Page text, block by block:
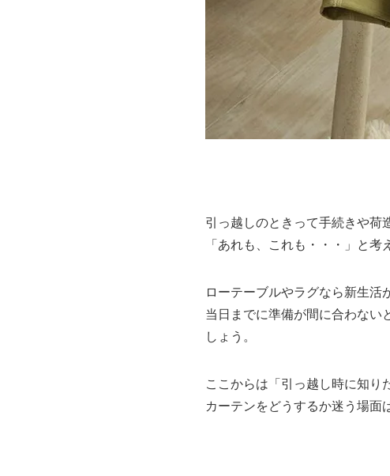
引っ越しのときって手続きや荷
「あれも、これも・・・」と考
ローテーブルやラグなら新生活
当日までに準備が間に合わない
しょう。
ここからは「引っ越し時に知り
カーテンをどうするか迷う場面